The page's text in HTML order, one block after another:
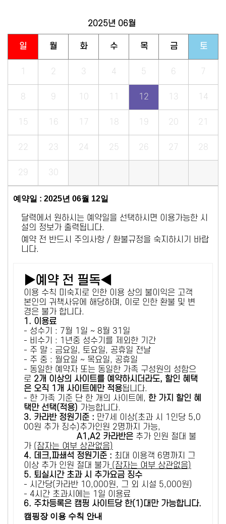
2025년 06월
일 월 화 수 목 금 토
1 2 3 4 5 6 7
8 9 10 11 12 13 14
15 16 17 18 19 20 21
22 23 24 25 26 27 28
29 30
예약일 : 2025년 06월 12일
달력에서 원하시는 예약일을 선택하시면 이용가능한 시
설의 정보가 출력됩니다.
예약 전 반드시 주의사항 / 환불규정을 숙지하시기 바랍
니다.
▶예약 전 필독◀
이용 수칙 미숙지로 인한 이용 상의 불이익은 고객
본인의 귀책사유에 해당하며, 이로 인한 환불 및 변
경은 불가 합니다.
1. 이용료
- 성수기 : 7월 1일 ~ 8월 31일
- 비수기 : 1년중 성수기를 제외한 기간
- 주 말 : 금요일, 토요일, 공휴일 전날
- 주 중 : 월요일 ~ 목요일, 공휴일
- 동일한 예약자 또는 동일한 가족 구성원의 성함으
로 2개 이상의 사이트를 예약하시더라도, 할인 혜택
은 오직 1개 사이트에만 적용됩니다.
- 한 가족 기준 단 한 개의 사이트에, 한 가지 할인 혜
택만 선택(적용) 가능합니다.
3. 카라반 정원기준 : 만7세 이상(초과 시 1인당 5,0
00원 추가 징수)추가인원 2명까지 가능,
A1,A2 카라반은 추가 인원 절대 불
가 (잠자는 여부 상관없음)
4. 데크,파쇄석 정원기준 : ​최대 이용객 6명까지 그
이상 추가 인원 절대 불가 (잠자는 여부 상관없음)
5. 퇴실시간 초과 시 추가요금 징수
- 시간당(카라반 10,000원, 그 외 시설 5,000원)
- 4시간 초과시에는 1일 이용료
6. 주차등록은 캠핑 사이트당 한(1)대만 가능합니다.
캠핑장 이용 수칙 안내